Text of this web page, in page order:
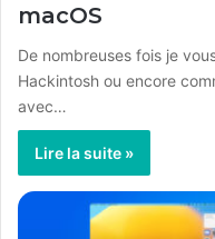
macOS
De nombreuses fois je
Hackintosh ou encore
avec…
Lire la suite »